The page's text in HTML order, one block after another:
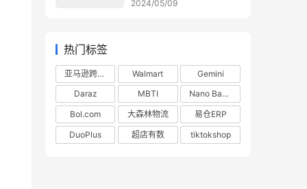
2024/05/09
热门标签
亚马逊跨境电商 Walmart
Gemini
Daraz
MBTI
Nano Banana
Bol.com
大森林物流
易仓ERP
DuoPlus
超店有数 tiktokshop